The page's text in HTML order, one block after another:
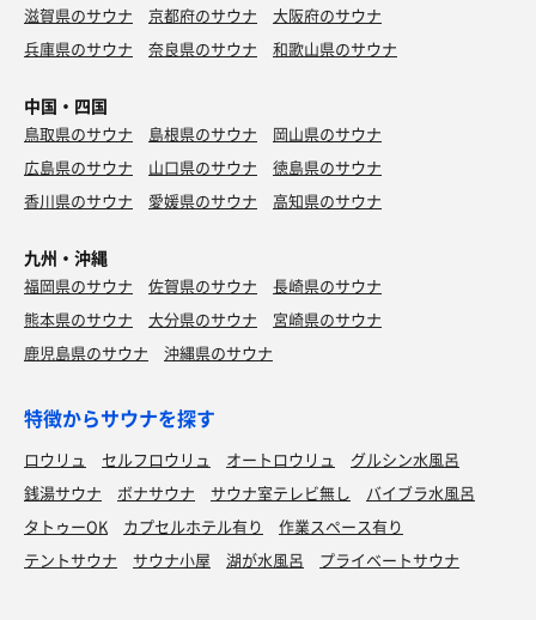
滋賀県のサウナ 京都府のサウナ
大阪府のサウナ
兵庫県のサウナ
奈良県のサウナ 和歌山県のサウナ
中国・四国
鳥取県のサウナ 島根県のサウナ
岡山県のサウナ
広島県のサウナ
山口県のサウナ
徳島県のサウナ
香川県のサウナ
愛媛県のサウナ 高知県のサウナ
九州・沖縄
福岡県のサウナ 佐賀県のサウナ
長崎県のサウナ
熊本県のサウナ
大分県のサウナ
宮崎県のサウナ
鹿児島県のサウナ
沖縄県のサウナ
特徴からサウナを探す
ロウリュ セルフロウリュ オートロウリュ
グルシン水風呂
銭湯サウナ
ボナサウナ サウナ室テレビ無し
バイブラ水風呂
タトゥーOK
カプセルホテル有り
作業スペース有り
テントサウナ
サウナ小屋 湖が水風呂 プライベートサウナ